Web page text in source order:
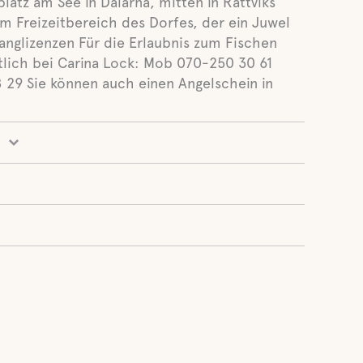
Freizeitbereich des Dorfes, der ein Juwel
Für die Erlaubnis zum Fischen
bei Carina Lock: Mob 070-250 30 61
Sie können auch einen Angelschein in